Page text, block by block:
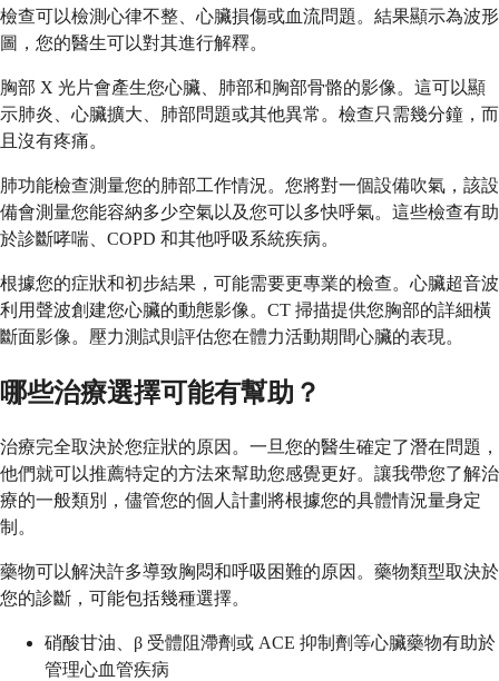
檢查可以檢測心律不整、心臟損傷或血流問題。結果顯示為波形
圖，您的醫生可以對其進行解釋。
胸部 X 光片會產生您心臟、肺部和胸部骨骼的影像。這可以顯
示肺炎、心臟擴大、肺部問題或其他異常。檢查只需幾分鐘，而
且沒有疼痛。
肺功能檢查測量您的肺部工作情況。您將對一個設備吹氣，該設
備會測量您能容納多少空氣以及您可以多快呼氣。這些檢查有助
於診斷哮喘、COPD 和其他呼吸系統疾病。
根據您的症狀和初步結果，可能需要更專業的檢查。心臟超音波
利用聲波創建您心臟的動態影像。CT 掃描提供您胸部的詳細橫
斷面影像。壓力測試則評估您在體力活動期間心臟的表現。
哪些治療選擇可能有幫助？
治療完全取決於您症狀的原因。一旦您的醫生確定了潛在問題，
他們就可以推薦特定的方法來幫助您感覺更好。讓我帶您了解治
療的一般類別，儘管您的個人計劃將根據您的具體情況量身定
制。
藥物可以解決許多導致胸悶和呼吸困難的原因。藥物類型取決於
您的診斷，可能包括幾種選擇。
硝酸甘油、β 受體阻滯劑或 ACE 抑制劑等心臟藥物有助於
管理心血管疾病